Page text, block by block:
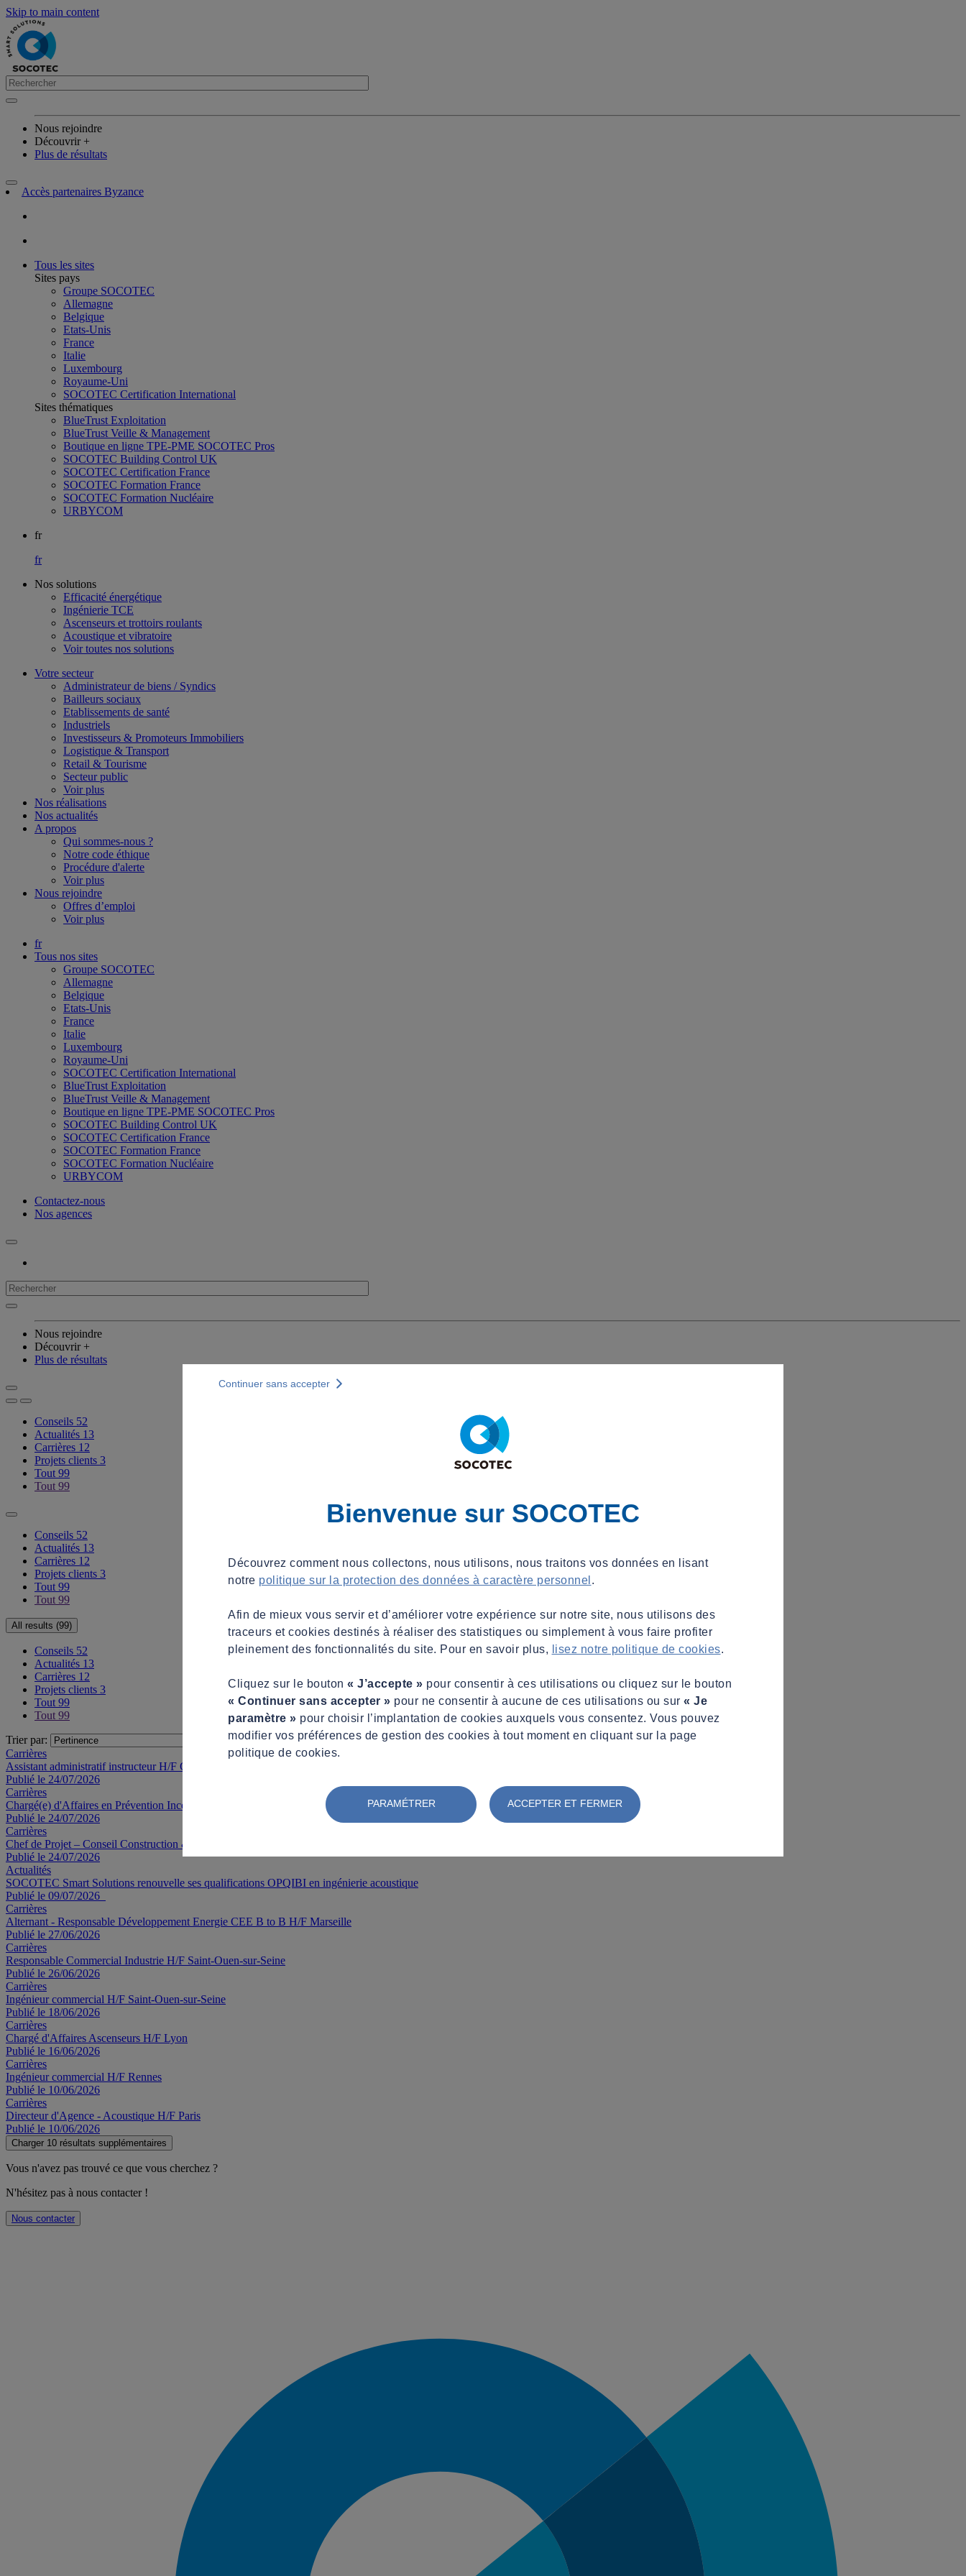
Skip to main content
Nous rejoindre
Découvrir +
Plus de résultats
Accès partenaires Byzance
Tous les sites
Sites pays
Groupe SOCOTEC
Allemagne
Belgique
Etats-Unis
France
Italie
Luxembourg
Royaume-Uni
SOCOTEC Certification International
Sites thématiques
BlueTrust Exploitation
BlueTrust Veille & Management
Boutique en ligne TPE-PME SOCOTEC Pros
SOCOTEC Building Control UK
SOCOTEC Certification France
SOCOTEC Formation France
SOCOTEC Formation Nucléaire
URBYCOM
fr
fr
Nos solutions
Efficacité énergétique
Ingénierie TCE
Ascenseurs et trottoirs roulants
Acoustique et vibratoire
Voir toutes nos solutions
Votre secteur
Administrateur de biens / Syndics
Bailleurs sociaux
Etablissements de santé
Industriels
Investisseurs & Promoteurs Immobiliers
Logistique & Transport
Retail & Tourisme
Secteur public
Voir plus
Nos réalisations
Nos actualités
A propos
Qui sommes-nous ?
Notre code éthique
Procédure d'alerte
Voir plus
Nous rejoindre
Offres d’emploi
Voir plus
fr
Tous nos sites
Groupe SOCOTEC
Allemagne
Belgique
Etats-Unis
France
Italie
Luxembourg
Royaume-Uni
SOCOTEC Certification International
BlueTrust Exploitation
BlueTrust Veille & Management
Boutique en ligne TPE-PME SOCOTEC Pros
SOCOTEC Building Control UK
SOCOTEC Certification France
SOCOTEC Formation France
SOCOTEC Formation Nucléaire
URBYCOM
Contactez-nous
Nos agences
Nous rejoindre
Découvrir +
Plus de résultats
Conseils 52
Actualités 13
Carrières 12
Projets clients 3
Tout 99
Tout 99
Conseils 52
Actualités 13
Carrières 12
Projets clients 3
Tout 99
Tout 99
All results (99)
Conseils 52
Actualités 13
Carrières 12
Projets clients 3
Tout 99
Tout 99
Trier par:
Carrières
Assistant administratif instructeur H/F CDD 6 mois Hénin-Beaumont
Publié le 24/07/2026
Carrières
Chargé(e) d'Affaires en Prévention Incendie H/F Maxéville
Publié le 24/07/2026
Carrières
Chef de Projet – Conseil Construction & Immobilier – Grands Comptes. Éragny
Publié le 24/07/2026
Actualités
SOCOTEC Smart Solutions renouvelle ses qualifications OPQIBI en ingénierie acoustique
Publié le 09/07/2026
Carrières
Alternant - Responsable Développement Energie CEE B to B H/F Marseille
Publié le 27/06/2026
Carrières
Responsable Commercial Industrie H/F Saint-Ouen-sur-Seine
Publié le 26/06/2026
Carrières
Ingénieur commercial H/F Saint-Ouen-sur-Seine
Publié le 18/06/2026
Carrières
Chargé d'Affaires Ascenseurs H/F Lyon
Publié le 16/06/2026
Carrières
Ingénieur commercial H/F Rennes
Publié le 10/06/2026
Carrières
Directeur d'Agence - Acoustique H/F Paris
Publié le 10/06/2026
Charger 10 résultats supplémentaires
Vous n'avez pas trouvé ce que vous cherchez ?
N'hésitez pas à nous contacter !
Nous contacter
Bienvenue sur SOCOTEC
Découvrez comment nous collectons, nous utilisons, nous traitons vos données en lisant
notre politique sur la protection des données à caractère personnel .
Afin de mieux vous servir et d’améliorer votre expérience sur notre site, nous utilisons des
traceurs et cookies destinés à réaliser des statistiques ou simplement à vous faire profiter
pleinement des fonctionnalités du site. Pour en savoir plus,
lisez notre politique de cookies.
Cliquez sur le bouton « J’accepte » pour consentir à ces utilisations ou cliquez sur le bouton
« Continuer sans accepter » pour ne consentir à aucune de ces utilisations ou sur « Je
paramètre » pour choisir l’implantation de cookies auxquels vous consentez. Vous pouvez
modifier vos préférences de gestion des cookies à tout moment en cliquant sur la page
politique de cookies.
PARAMÉTRER ACCEPTER ET FERMER
Continuer sans accepter